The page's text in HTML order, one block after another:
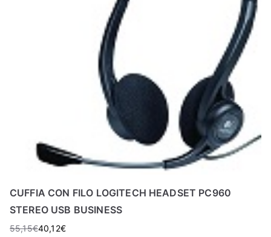
CUFFIA CON FILO LOGITECH HEADSET PC960
STEREO USB BUSINESS
55,15€40,12€